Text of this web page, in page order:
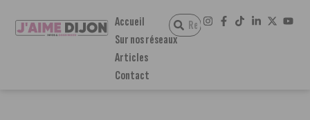
Accueil
Sur nos réseaux
Articles
Contact